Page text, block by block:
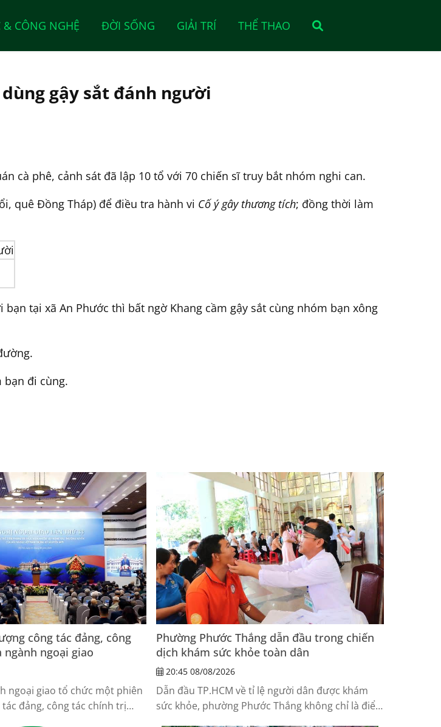
& CÔNG NGHỆ ĐỜI SỐNG GIẢI TRÍ THỂ THAO
gậy sắt đánh người
cà phê, cảnh sát đã lập 10 tổ với 70 chiến sĩ truy bắt nhóm nghi can.
quê Đồng Tháp) để điều tra hành vi Cố ý gây thương tích; đồng thời làm
tại xã An Phước thì bất ngờ Khang cầm gậy sắt cùng nhóm bạn xông
bạn đi cùng.
công tác đảng, công
ngoại giao
ngoại giao tổ chức một phiên
đảng, công tác chính trị
Phường Phước Thắng dẫn đầu trong chiến
dịch khám sức khỏe toàn dân
20:45 08/08/2026
Dẫn đầu TP.HCM về tỉ lệ người dân được khám
sức khỏe, phường Phước Thắng không chỉ là điểm